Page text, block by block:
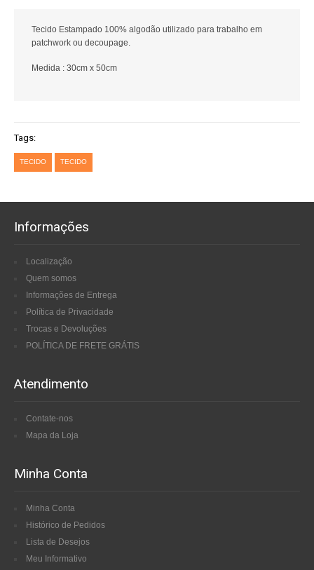
Tecido Estampado 100% algodão utilizado para trabalho em
patchwork ou decoupage.
Medida : 30cm x 50cm
Tags:
TECIDO TECIDO
Informações
Localização
Quem somos
Informações de Entrega
Política de Privacidade
Trocas e Devoluções
POLÍTICA DE FRETE GRÁTIS
Atendimento
Contate-nos
Mapa da Loja
Minha Conta
Minha Conta
Histórico de Pedidos
Lista de Desejos
Meu Informativo